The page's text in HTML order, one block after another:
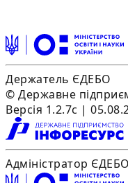
Держатель ЄДЕБО
© Державне
Версія 1.2.7c |
Адміністратор ЄДЕБО